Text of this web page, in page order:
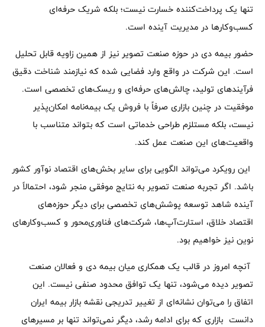
تنها یک پرداخت‌کننده خسارت نیست؛ بلکه شریک حرفه‌ای
کسب‌وکارها در مدیریت آینده است.
حضور بیمه دی در حوزه صنعت تصویر نیز از همین زاویه قابل تحلیل
است. این شرکت در واقع وارد فضایی شده که نیازمند شناخت دقیق
فرآیندهای تولید، چالش‌های حرفه‌ای و ریسک‌های تخصصی است.
موفقیت در چنین بازاری صرفاً با فروش یک بیمه‌نامه امکان‌پذیر
نیست، بلکه مستلزم طراحی خدماتی است که بتواند متناسب با
واقعیت‌های این صنعت عمل کند.
این رویکرد می‌تواند الگویی برای سایر بخش‌های اقتصاد نوآور کشور
باشد. اگر تجربه صنعت تصویر به نتایج موفقی منجر شود، احتمالاً در
آینده شاهد توسعه پوشش‌های تخصصی برای دیگر حوزه‌های
اقتصاد خلاق، استارت‌آپ‌ها، شرکت‌های فناوری‌محور و کسب‌وکارهای
نوین نیز خواهیم بود.
آنچه امروز در قالب یک همکاری میان بیمه دی و فعالان صنعت
تصویر دیده می‌شود، تنها یک توافق محدود صنفی نیست. این
اتفاق را می‌توان نشانه‌ای از تغییر تدریجی نقشه بازار بیمه ایران
دانست بازاری که برای ادامه رشد، دیگر نمی‌تواند تنها بر مسیرهای